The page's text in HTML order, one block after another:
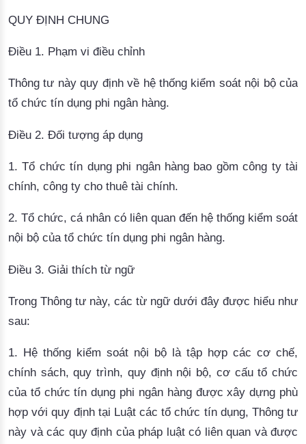
QUY ĐỊNH CHUNG
Điều 1. Phạm vi điều chỉnh
Thông tư này quy định về hệ thống kiểm soát nội bộ của
tổ chức tín dụng phi ngân hàng.
Điều 2. Đối tượng áp dụng
1. Tổ chức tín dụng phi ngân hàng bao gồm công ty tài
chính, công ty cho thuê tài chính.
2. Tổ chức, cá nhân có liên quan đến hệ thống kiểm soát
nội bộ của tổ chức tín dụng phi ngân hàng.
Điều 3. Giải thích từ ngữ
Trong Thông tư này, các từ ngữ dưới đây được hiểu như
sau:
1. Hệ thống kiểm soát nội bộ là tập hợp các cơ chế,
chính sách, quy trình, quy định nội bộ, cơ cấu tổ chức
của tổ chức tín dụng phi ngân hàng được xây dựng phù
hợp với quy định tại Luật các tổ chức tín dụng, Thông tư
này và các quy định của pháp luật có liên quan và được